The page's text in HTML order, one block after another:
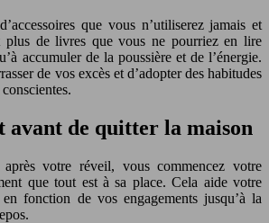
que vous n’utiliserez jamais et
plus de livres que vous ne pourriez en lire
accumuler de la poussière et de l’énergie.
de vos excès et d’adopter des habitudes
avant de quitter la maison
votre réveil, vous commencez votre
que tout est à sa place. Cela aide votre
en fonction de vos engagements jusqu’à la